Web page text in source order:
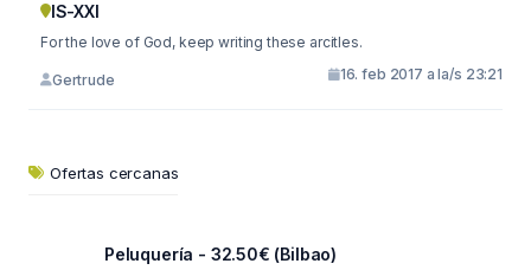
IS-XXI
For the love of God, keep writing these arcitles.
Gertrude 16. feb 2017 a la/s 23:21
Ofertas cercanas
Peluquería - 32.50€ (Bilbao)